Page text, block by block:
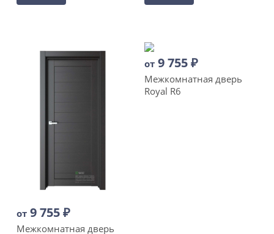
от 9 755₽
Межкомнатная дверь
от 9 755₽
Межкомнатная дверь
Royal R6